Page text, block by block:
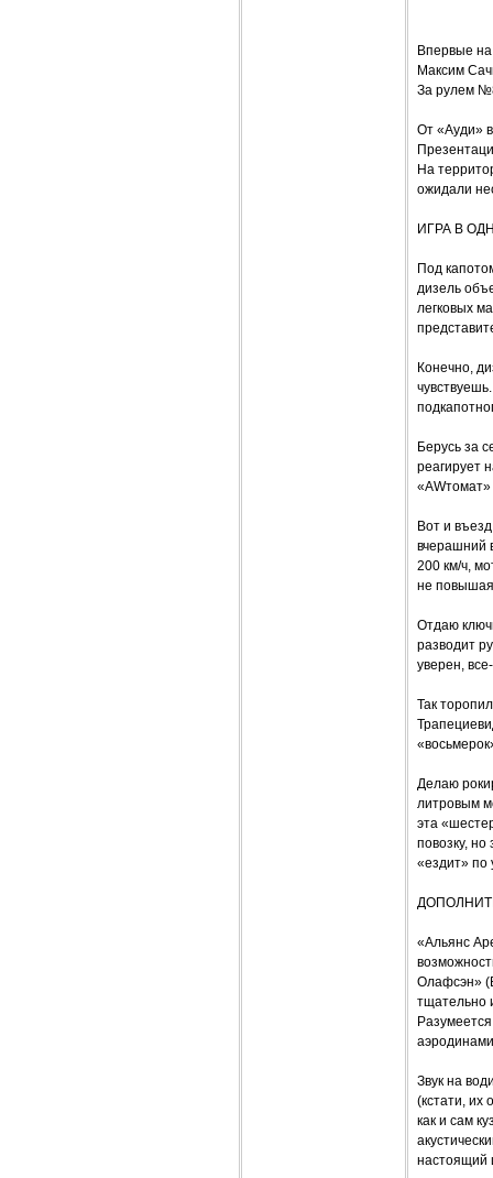
Впервые
Максим
За рулем
От «Ауди»
На
ожидали
ИГРА В
Под
дизель
легковых
Конечно,
Берусь за
реагирует
Вот и
вчерашний
200 км/ч,
не повышая
Отдаю
разводит
уверен,
Так
Делаю
литровым
эта
повозку,
«ездит» по
«Альянс
Олафсэн»
тщательно
Звук на
(кстати,
как и сам
настоящий